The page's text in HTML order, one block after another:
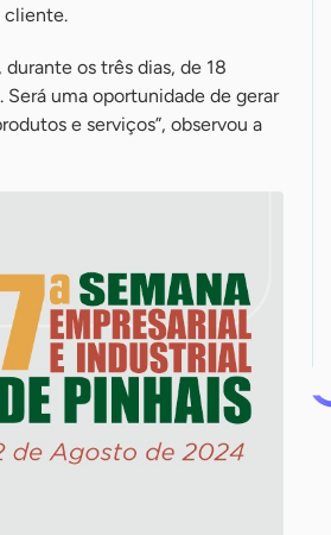
cliente.
os três dias, de 18
uma oportunidade de gerar
e serviços”, observou a